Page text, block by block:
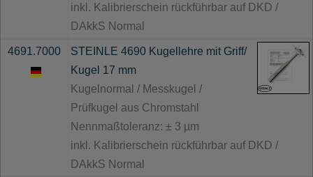
inkl. Kalibrierschein rückführbar auf DKD /
DAkkS Normal
4691.7000
STEINLE 4690 Kugellehre mit Griff/
Kugel 17 mm
Kugelnormal / Messkugel /
Prüfkugel aus Chromstahl
Nennmaßtoleranz: ± 3 µm
inkl. Kalibrierschein rückführbar auf DKD /
DAkkS Normal